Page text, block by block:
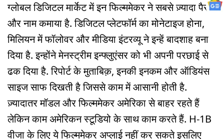
ग्लोबल डिजिटल मार्केट में इन फिल्ममेकर ने सबसे ज़्यादा पैसा
और नाम कमाया है. डिजिटल प्लेटफॉर्म का मोनेटाइज होना,
मिलियन में फॉलोवर और मीडिया इंटरव्यू ने इन्हें बादशाह बना
दिया है. इन्होंने मेनस्ट्रीम इन्फ्लुएंसर को भी अपनी परछाई से
ढक दिया है. रिपोर्ट के मुताबिक़, इनकी इनकम और ऑडियंस
साइज साफ दिखती है जिससे काम में आसानी होती है.
ज़्यादातर मॉडल और फिल्ममेकर अमेरिका से बाहर रहते हैं
लेकिन काम अमेरिकन स्टूडियो के साथ काम करते हैं. H-1B
वीजा के लिए ये फिल्ममेकर अप्लाई नहीं कर सकते इसलिए